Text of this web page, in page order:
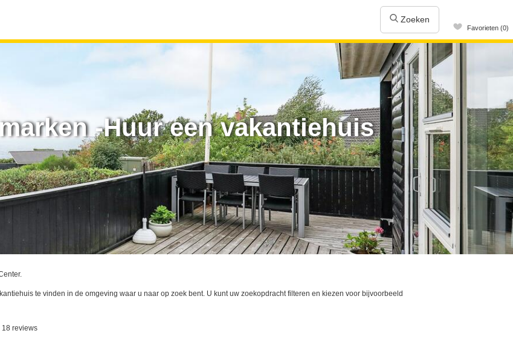
Zoeken
Favorieten (0)
-Huur een vakantiehuis
te vinden in de omgeving waar u naar op zoek bent. U kunt uw zoekopdracht filteren en kiezen voor bijvoorbeeld
reviews